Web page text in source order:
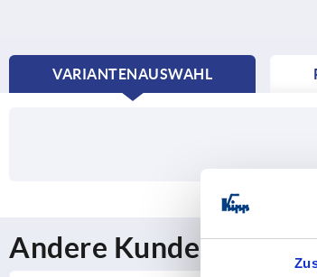
VARIANTENAUSWAHL
CURRENT
Andere Kunden